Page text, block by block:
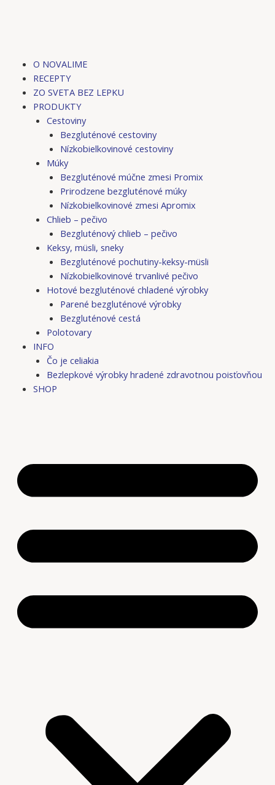
O NOVALIME
RECEPTY
ZO SVETA BEZ LEPKU
PRODUKTY
Cestoviny
Bezgluténové cestoviny
Nízkobielkovinové cestoviny
Múky
Bezgluténové múčne zmesi Promix
Prirodzene bezgluténové múky
Nízkobielkovinové zmesi Apromix
Chlieb – pečivo
Bezgluténový chlieb – pečivo
Keksy, müsli, sneky
Bezgluténové pochutiny-keksy-müsli
Nízkobielkovinové trvanlivé pečivo
Hotové bezgluténové chladené výrobky
Parené bezgluténové výrobky
Bezgluténové cestá
Polotovary
INFO
Čo je celiakia
Bezlepkové výrobky hradené zdravotnou poisťovňou
SHOP